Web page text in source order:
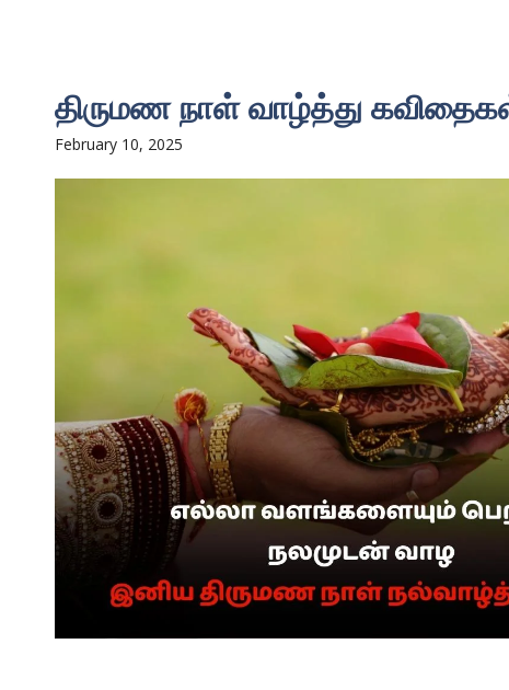
திருமண நாள் வாழ்த்து
February 10, 2025